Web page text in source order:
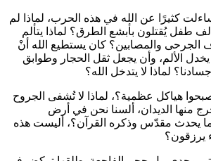
كثيرًا عن الله في هذه الحرب، لماذا لم
ينقذنا؟، لماذا ترك 16 ألف طفل يُقتلون بأبشع الطرق؟ لماذا يتألم
الجرحى والمصابين؟ كان يستطيع الله أنْ
الألم، وأن يجعل ثقل الحجار وطوابق
لماذا لا يتدخل الله؟
هياكل عظمية؟، لماذا لا تُشفى الجروح
منها الديدان، ألسنا نحن في أرض
يحدث مقدّس وذكره القرآن؟، أليست هذه
يرزقون؟